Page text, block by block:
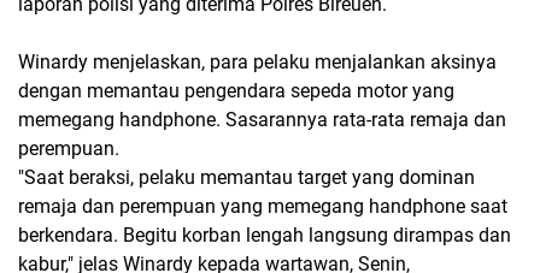
Winardy menjelaskan, para pelaku menjalankan aksinya
dengan memantau pengendara sepeda motor yang
memegang handphone. Sasarannya rata-rata remaja dan
perempuan.
"Saat beraksi, pelaku memantau target yang dominan
remaja dan perempuan yang memegang handphone saat
berkendara. Begitu korban lengah langsung dirampas dan
kabur," jelas Winardy kepada wartawan, Senin,